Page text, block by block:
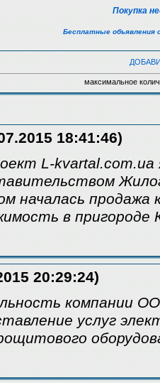
Покупка
Бесплатные объявления
максимальное
18:41:46)
L-
началась продажа
в
20:29:24)
компании
услуг